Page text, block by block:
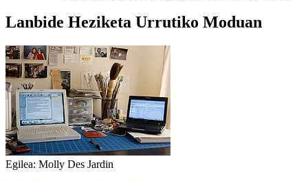
Lanbide Heziketa Urrutiko Moduan
Egilea: Molly Des Jardin